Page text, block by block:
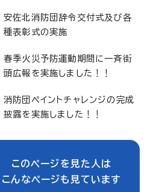
安佐北消防団辞令交付式及び各
種表彰式の実施
春季火災予防運動期間に一斉街
頭広報を実施しました！！
消防団ペイントチャレンジの完成
披露を実施しました！！
このページを見た人は
こんなページも見ています